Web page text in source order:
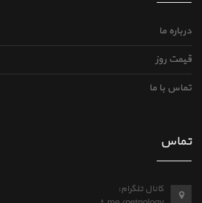
درباره ما
قیمت روز
تماس با ما
تماس
کانال تلگرام: